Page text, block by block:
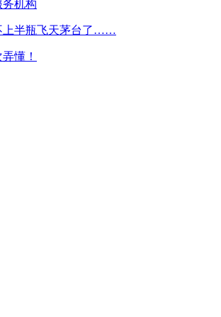
机构
上半瓶飞天茅台了……
懂！